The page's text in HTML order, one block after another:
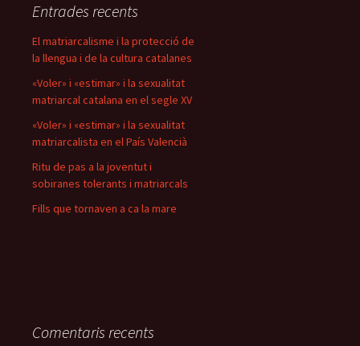
Entrades recents
El matriarcalisme i la protecció de
la llengua i de la cultura catalanes
«Voler» i «estimar» i la sexualitat
matriarcal catalana en el segle XV
«Voler» i «estimar» i la sexualitat
matriarcalista en el País Valencià
Ritu de pas a la joventut i
sobiranes tolerants i matriarcals
Fills que tornaven a ca la mare
Comentaris recents